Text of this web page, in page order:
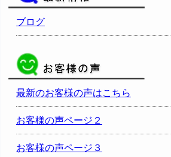
ブログ
最新のお客様の声はこちら
お客様の声ページ２
お客様の声ページ３